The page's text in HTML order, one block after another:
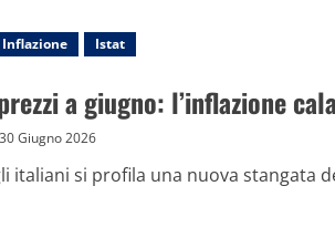
Inflazione Istat
a giugno: l’inflazione
30 Giugno 2026
italiani si profila una nuova